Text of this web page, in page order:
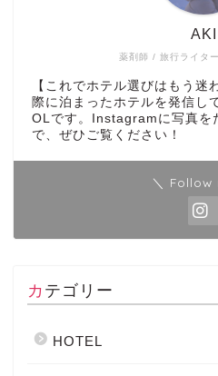
薬剤師 / 旅行ライタ
AKI
【これでホテル選びはもう
際に泊まったホテルを発信し
OLです。Instagramに写真を
で、ぜひご覧ください！
＼ Follow
カテゴリー
HOTEL